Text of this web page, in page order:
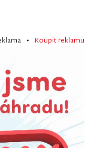
• Koupit reklamu